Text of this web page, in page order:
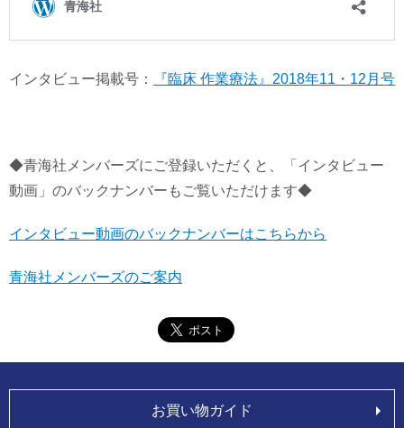
インタビュー掲載号： 『臨床 作業療法』2018年11・12月号
◆青海社メンバーズにご登録いただくと、「インタビュー
動画」のバックナンバーもご覧いただけます◆
インタビュー動画のバックナンバーはこちらから
青海社メンバーズのご案内
お買い物ガイド